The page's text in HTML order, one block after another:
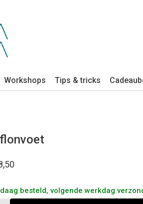
Workshops Tips & tricks
besteld, volgende werkdag